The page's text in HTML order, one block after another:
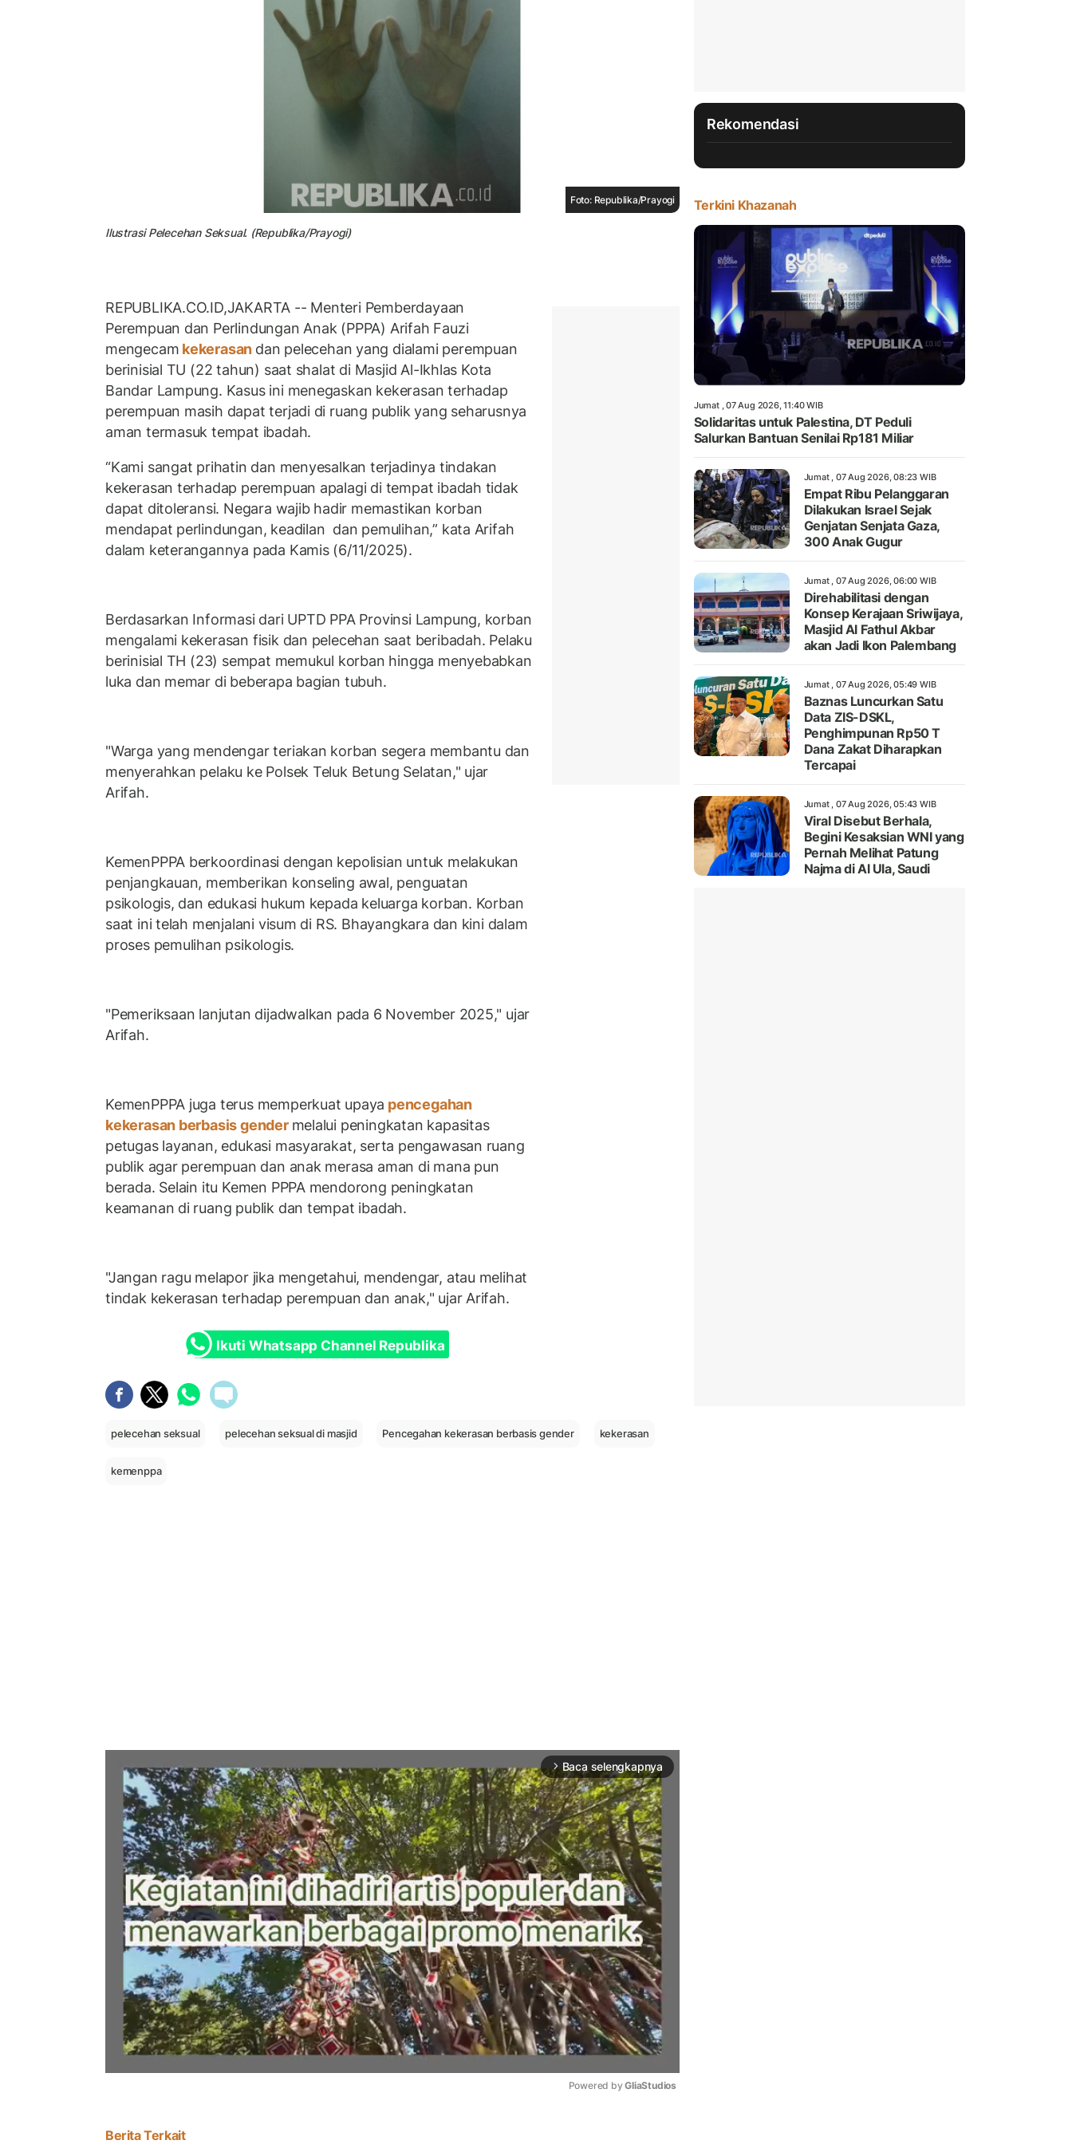
Foto: Republika/Prayogi
Ilustrasi Pelecehan Seksual. (Republika/Prayogi)
REPUBLIKA.CO.ID,JAKARTA -- Menteri Pemberdayaan
Perempuan dan Perlindungan Anak (PPPA) Arifah Fauzi
mengecam kekerasan dan pelecehan yang dialami perempuan
berinisial TU (22 tahun) saat shalat di Masjid Al-Ikhlas Kota
Bandar Lampung. Kasus ini menegaskan kekerasan terhadap
perempuan masih dapat terjadi di ruang publik yang seharusnya
aman termasuk tempat ibadah.
“Kami sangat prihatin dan menyesalkan terjadinya tindakan
kekerasan terhadap perempuan apalagi di tempat ibadah tidak
dapat ditoleransi. Negara wajib hadir memastikan korban
mendapat perlindungan, keadilan dan pemulihan,” kata Arifah
dalam keterangannya pada Kamis (6/11/2025).
Berdasarkan Informasi dari UPTD PPA Provinsi Lampung, korban
mengalami kekerasan fisik dan pelecehan saat beribadah. Pelaku
berinisial TH (23) sempat memukul korban hingga menyebabkan
luka dan memar di beberapa bagian tubuh.
"Warga yang mendengar teriakan korban segera membantu dan
menyerahkan pelaku ke Polsek Teluk Betung Selatan," ujar
Arifah.
KemenPPPA berkoordinasi dengan kepolisian untuk melakukan
penjangkauan, memberikan konseling awal, penguatan
psikologis, dan edukasi hukum kepada keluarga korban. Korban
saat ini telah menjalani visum di RS. Bhayangkara dan kini dalam
proses pemulihan psikologis.
"Pemeriksaan lanjutan dijadwalkan pada 6 November 2025," ujar
Arifah.
KemenPPPA juga terus memperkuat upaya pencegahan
kekerasan berbasis gender melalui peningkatan kapasitas
petugas layanan, edukasi masyarakat, serta pengawasan ruang
publik agar perempuan dan anak merasa aman di mana pun
berada. Selain itu Kemen PPPA mendorong peningkatan
keamanan di ruang publik dan tempat ibadah.
"Jangan ragu melapor jika mengetahui, mendengar, atau melihat
tindak kekerasan terhadap perempuan dan anak," ujar Arifah.
Ikuti Whatsapp Channel Republika
pelecehan seksual pelecehan seksual di masjid Pencegahan kekerasan berbasis gender kekerasan
kemenppa
arrow_forward_ios Baca selengkapnya
Powered by GliaStudios
Berita Terkait
Rekomendasi
Terkini Khazanah
Jumat , 07 Aug 2026, 11:40 WIB
Solidaritas untuk Palestina, DT Peduli
Salurkan Bantuan Senilai Rp181 Miliar
Jumat , 07 Aug 2026, 08:23 WIB
Empat Ribu Pelanggaran
Dilakukan Israel Sejak
Genjatan Senjata Gaza,
300 Anak Gugur
Jumat , 07 Aug 2026, 06:00 WIB
Direhabilitasi dengan
Konsep Kerajaan Sriwijaya,
Masjid Al Fathul Akbar
akan Jadi Ikon Palembang
Jumat , 07 Aug 2026, 05:49 WIB
Baznas Luncurkan Satu
Data ZIS-DSKL,
Penghimpunan Rp50 T
Dana Zakat Diharapkan
Tercapai
Jumat , 07 Aug 2026, 05:43 WIB
Viral Disebut Berhala,
Begini Kesaksian WNI yang
Pernah Melihat Patung
Najma di Al Ula, Saudi